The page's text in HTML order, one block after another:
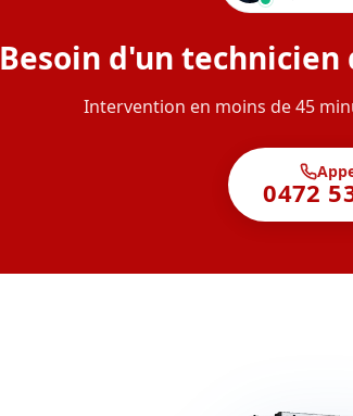
Besoin d'un
Intervention en moins de 45
0472